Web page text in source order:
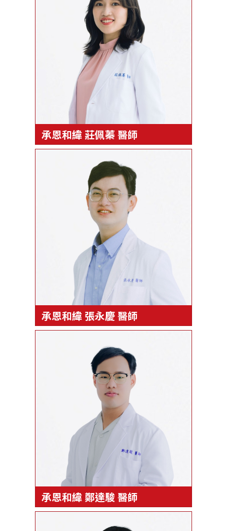
承恩和緯 莊佩蓁 醫師
承恩和緯 張永慶 醫師
承恩和緯 鄭達駿 醫師